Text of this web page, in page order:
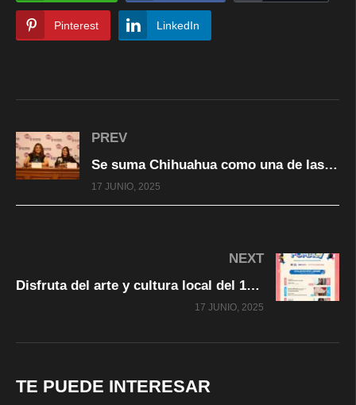
Pinterest LinkedIn
PREV
Se suma Chihuahua como una de las 20 sedes del país del Festival de Monólogos “Teatro a una sola voz” 2025
17 JUNIO, 2025
NEXT
Disfruta del arte y cultura local del 18 al 21 de junio en el Encuentro FOMAC 7
17 JUNIO, 2025
TE PUEDE INTERESAR